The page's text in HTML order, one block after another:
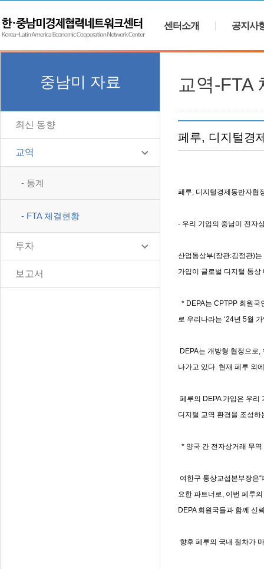
센터소개 공지사
중남미 자료
최신 동향
교역
- 통계
- FTA 체결현황
투자
보고서
교역-FTA
페루, 디지털경
페루, 디지털경제동반자협
- 우리 기업의 중남미 전자
산업통상부(장관:김정관)
가입이 글로벌 디지털 통
* DEPA는 CPTPP 회원국
로 우리나라는 ‘24년 5월
DEPA는 개방형 협정으로
나가고 있다. 현재 페루 외
페루의 DEPA 가입은 우리
디지털 교역 환경을 조성
* 양국 간 전자상거래 무
여한구 통상교섭본부장은
요한 파트너로, 이번 페루
DEPA 회원국들과 함께 신
향후 페루의 국내 절차가